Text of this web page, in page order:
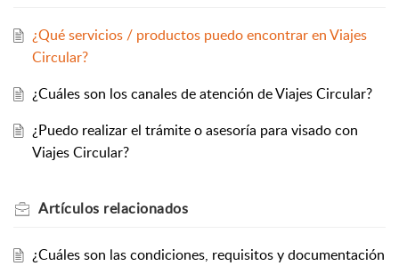
¿Qué servicios / productos puedo encontrar en Viajes
Circular?
¿Cuáles son los canales de atención de Viajes Circular?
¿Puedo realizar el trámite o asesoría para visado con
Viajes Circular?
Artículos relacionados
¿Cuáles son las condiciones, requisitos y documentación